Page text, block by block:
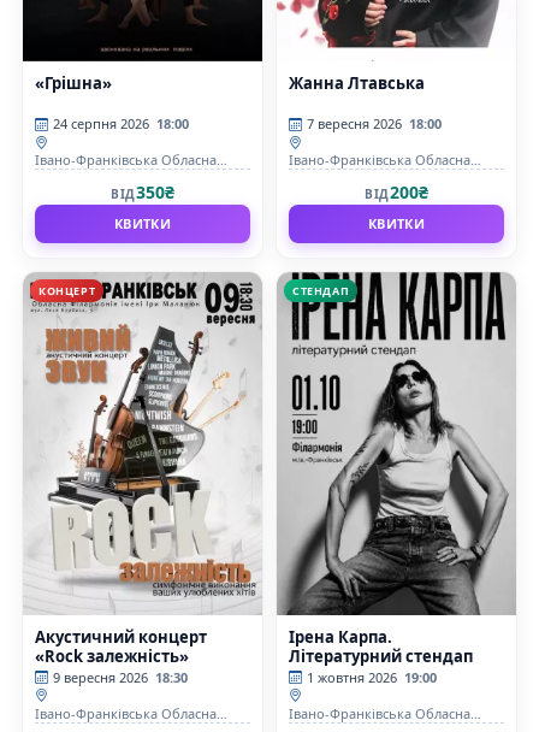
«Грішна»
24 серпня 2026 18:00
Івано-Франківська Обласна
ВІД350₴
КВИТКИ
Жанна Лтавська
7 вересня 2026 18:00
Івано-Франківська Обласна
ВІД200₴
КВИТКИ
КОНЦЕРТ
Акустичний концерт
«Rock залежність»
9 вересня 2026 18:30
Івано-Франківська Обласна
СТЕНДАП
Ірена Карпа.
Літературний стендап
1 жовтня 2026 19:00
Івано-Франківська Обласна